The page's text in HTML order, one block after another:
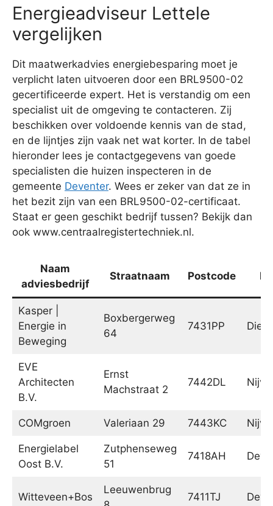
Energieadviseur Lettele
vergelijken
Dit maatwerkadvies energiebesparing moet je
verplicht laten uitvoeren door een BRL9500-02
gecertificeerde expert. Het is verstandig om een
specialist uit de omgeving te contacteren. Zij
beschikken over voldoende kennis van de stad,
en de lijntjes zijn vaak net wat korter. In de tabel
hieronder lees je contactgegevens van goede
specialisten die huizen inspecteren in de
gemeente Deventer. Wees er zeker van dat ze in
het bezit zijn van een BRL9500-02-certificaat.
Staat er geen geschikt bedrijf tussen? Bekijk dan
ook www.centraalregistertechniek.nl.
Naam
adviesbedrijf
Straatnaam Postcode
Kasper |
Energie in
Beweging
Boxbergerweg
64
7431PP
EVE
Architecten
B.V.
Ernst
Machstraat 2
7442DL
COMgroen Valeriaan 29 7443KC
Energielabel
Oost B.V.
Zutphenseweg
51
7418AH
Witteveen+Bos
Leeuwenbrug
7411TJ